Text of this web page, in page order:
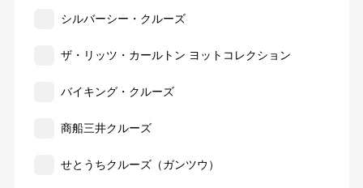
シルバーシー・クルーズ
ザ・リッツ・カールトン ヨットコレクション
バイキング・クルーズ
商船三井クルーズ
せとうちクルーズ（ガンツウ）